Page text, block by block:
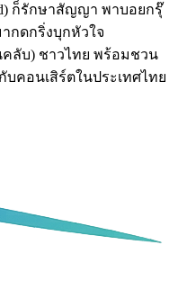
ก็รักษาสัญญา พาบอยกรุ๊
กดกริ่งบุกหัวใจ
คลับ) ชาวไทย พร้อมชวน
คอนเสิร์ตในประเทศไทย